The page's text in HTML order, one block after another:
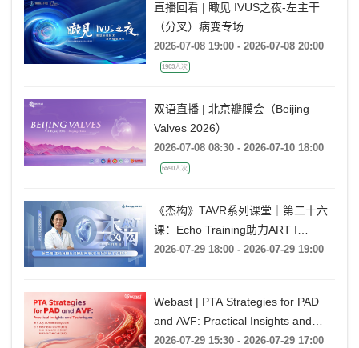
直播回看 | 瞰见 IVUS之夜-左主干
（分叉）病变专场
2026-07-08 19:00 - 2026-07-08 20:00
1903人次
双语直播 | 北京瓣膜会（Beijing
Valves 2026）
2026-07-08 08:30 - 2026-07-10 18:00
6590人次
《杰构》TAVR系列课堂｜第二十六
课：Echo Training助力ART I
Rebecca T. Hahn教授《第二期-主动
2026-07-29 18:00 - 2026-07-29 19:00
Webast | PTA Strategies for PAD
and AVF: Practical Insights and
Techniques
2026-07-29 15:30 - 2026-07-29 17:00